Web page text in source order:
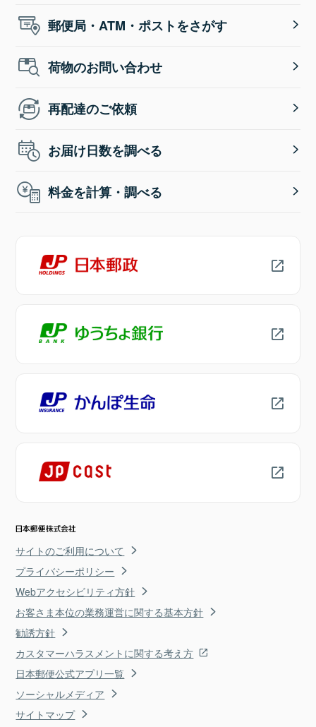
郵便局・ATM・ポストをさがす
荷物のお問い合わせ
再配達のご依頼
お届け日数を調べる
料金を計算・調べる
サイトのご利用について
プライバシーポリシー
Webアクセシビリティ方針
お客さま本位の業務運営に関する基本方針
勧誘方針
カスタマーハラスメントに関する考え方
日本郵便公式アプリ一覧
ソーシャルメディア
サイトマップ